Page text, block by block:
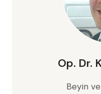
Op. Dr.
Beyin